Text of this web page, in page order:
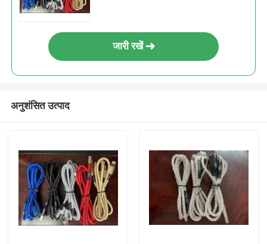
जारी रखें
अनुशंसित उत्पाद